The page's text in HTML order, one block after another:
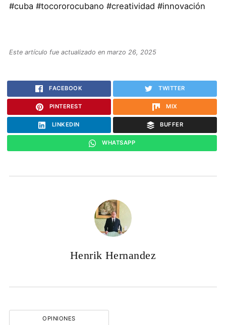
#cuba #tocororocubano #creatividad #innovación
Este artículo fue actualizado en marzo 26, 2025
FACEBOOK TWITTER
PINTEREST MIX
LINKEDIN BUFFER
WHATSAPP
Henrik Hernandez
OPINIONES